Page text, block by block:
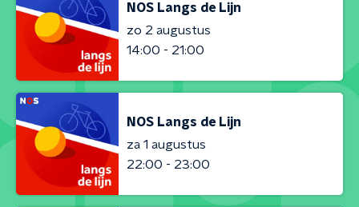
NOS Langs de Lijn
zo 2 augustus
14:00 - 21:00
NOS Langs de Lijn
za 1 augustus
22:00 - 23:00